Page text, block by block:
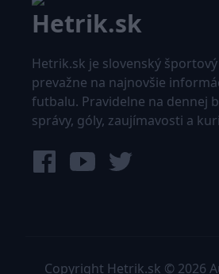
Hetrik.sk je slovenský
prevažne na najnovšie
futbalu. Pravidelne na dennej
správy, góly, zaujímavosti a
Copyright Hetrik.sk © 2026